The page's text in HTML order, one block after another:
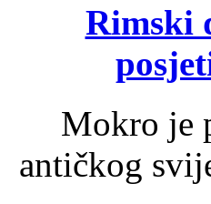
Rimski
Mokro je
antičkog